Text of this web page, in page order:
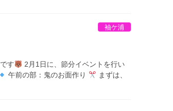
袖ケ浦
す
2月1日に、節分イベントを行い
午前の部：鬼のお面作り
まずは、